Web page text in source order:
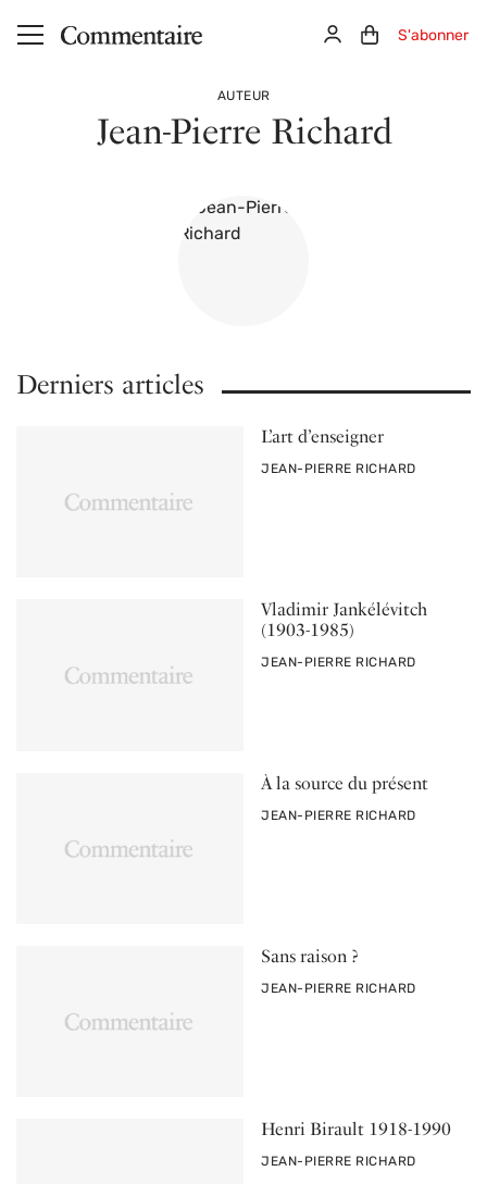
Aller au contenu principal ConnexionPanier (0)
S'abonner
AUTEUR
Jean-Pierre Richard
Derniers articles
L’art d’enseigner
PAR
JEAN-PIERRE RICHARD
Vladimir Jankélévitch
(1903-1985)
PAR
JEAN-PIERRE RICHARD
À la source du présent
PAR
JEAN-PIERRE RICHARD
Sans raison ?
PAR
JEAN-PIERRE RICHARD
Henri Birault 1918-1990
PAR
JEAN-PIERRE RICHARD